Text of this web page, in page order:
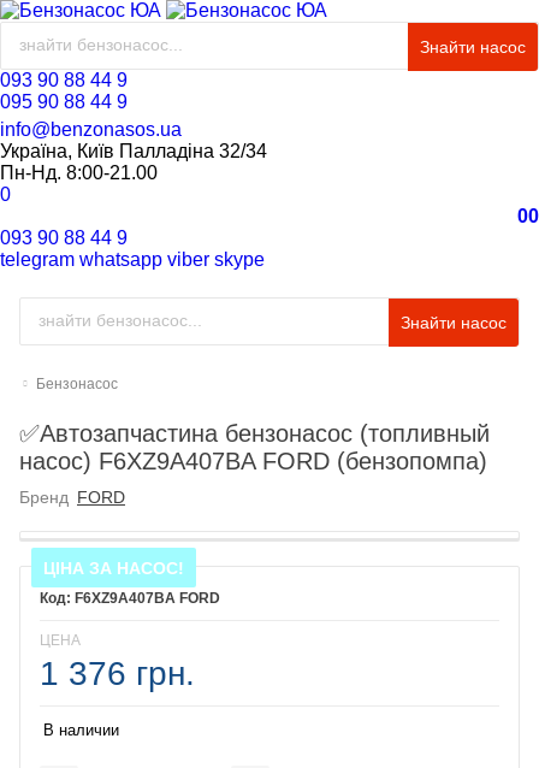
Знайти насос
093 90 88 44 9
095 90 88 44 9
info@benzonasos.ua
Україна, Київ Палладіна 32/34
Пн-Нд. 8:00-21.00
0
00
093 90 88 44 9
telegram whatsapp viber skype
Знайти насос
Бензонасос
✅Автозапчастина бензонасос (топливный
насос) F6XZ9A407BA FORD (бензопомпа)
Бренд FORD
ЦІНА ЗА НАСОС!
F6XZ9A407BA FORD
ЦЕНА
1 376 грн.
В наличии